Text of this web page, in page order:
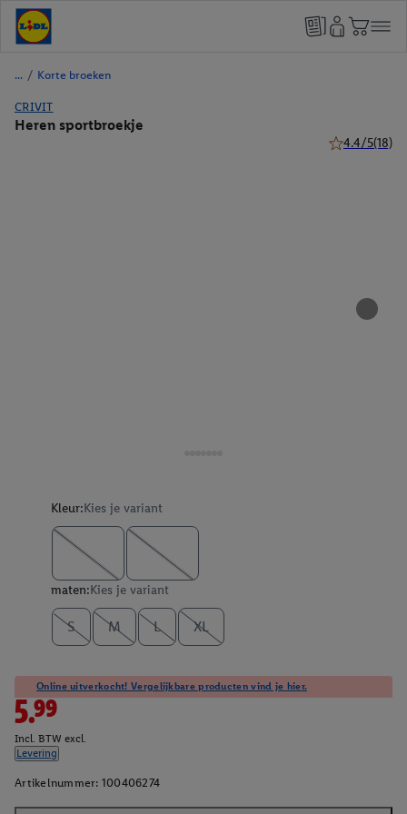
/ Korte broeken
CRIVIT
Heren sportbroekje
4.4/5(18)
Kleur:Kies je variant
maten:Kies je variant
S M L XL
Online uitverkocht! Vergelijkbare producten vind je hier.
5.99
Incl. BTW excl.
Levering
Artikelnummer: 100406274